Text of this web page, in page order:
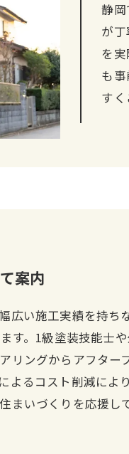
静
が
を
も
す
案内
広い施工実績を持ち
す。1級塗装技能士
リングからアフター
よるコスト削減によ
いづくりを応援し